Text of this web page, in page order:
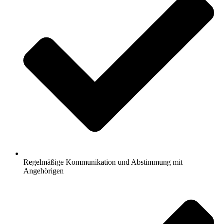
Regelmäßige Kommunikation und Abstimmung mit
Angehörigen